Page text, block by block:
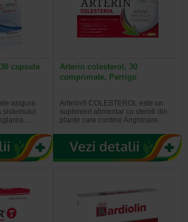
capsule
asigura
sistemului
Arterin colesterol, 30
comprimate, Perrigo
Arterin® COLESTEROL este un
supliment alimentar cu steroli din
plante care contine Anghinare…